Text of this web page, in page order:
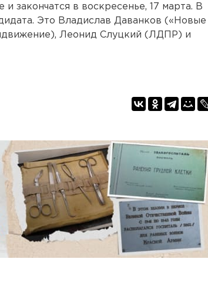
закончатся в воскресенье, 17 марта. В
Это Владислав Даванков («Новые
Леонид Слуцкий (ЛДПР) и